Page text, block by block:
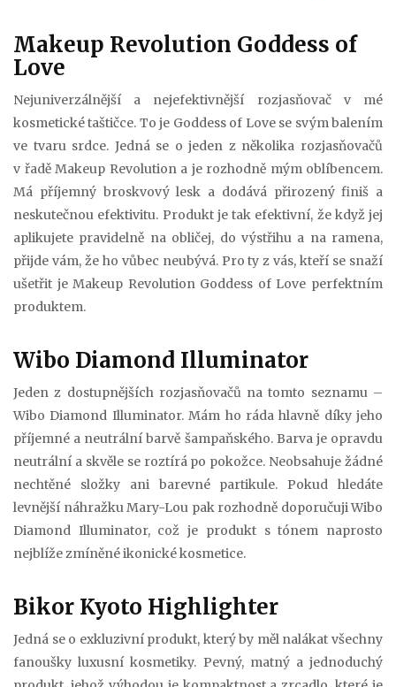
Makeup Revolution Goddess of
Love
Nejuniverzálnější a nejefektivnější rozjasňovač v mé
kosmetické taštičce. To je Goddess of Love se svým balením
ve tvaru srdce. Jedná se o jeden z několika rozjasňovačů
v řadě Makeup Revolution a je rozhodně mým oblíbencem.
Má příjemný broskvový lesk a dodává přirozený finiš a
neskutečnou efektivitu. Produkt je tak efektivní, že když jej
aplikujete pravidelně na obličej, do výstřihu a na ramena,
přijde vám, že ho vůbec neubývá. Pro ty z vás, kteří se snaží
ušetřit je Makeup Revolution Goddess of Love perfektním
produktem.
Wibo Diamond Illuminator
Jeden z dostupnějších rozjasňovačů na tomto seznamu –
Wibo Diamond Illuminator. Mám ho ráda hlavně díky jeho
příjemné a neutrální barvě šampaňského. Barva je opravdu
neutrální a skvěle se roztírá po pokožce. Neobsahuje žádné
nechtěné složky ani barevné partikule. Pokud hledáte
levnější náhražku Mary-Lou pak rozhodně doporučuji Wibo
Diamond Illuminator, což je produkt s tónem naprosto
nejblíže zmíněné ikonické kosmetice.
Bikor Kyoto Highlighter
Jedná se o exkluzivní produkt, který by měl nalákat všechny
fanoušky luxusní kosmetiky. Pevný, matný a jednoduchý